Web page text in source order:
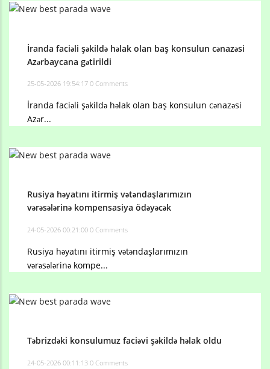
İranda faciəli şəkildə həlak olan baş konsulun cənazəsi
Azərbaycana gətirildi
25-05-2026 19:54:17 0 Comments
İranda faciəli şəkildə həlak olan baş konsulun cənazəsi
Azər...
Rusiya həyatını itirmiş vətəndaşlarımızın
vərəsələrinə kompensasiya ödəyəcək
24-05-2026 00:21:00 0 Comments
Rusiya həyatını itirmiş vətəndaşlarımızın
vərəsələrinə kompe...
Təbrizdəki konsulumuz faciəvi şəkildə həlak oldu
24-05-2026 00:11:13 0 Comments